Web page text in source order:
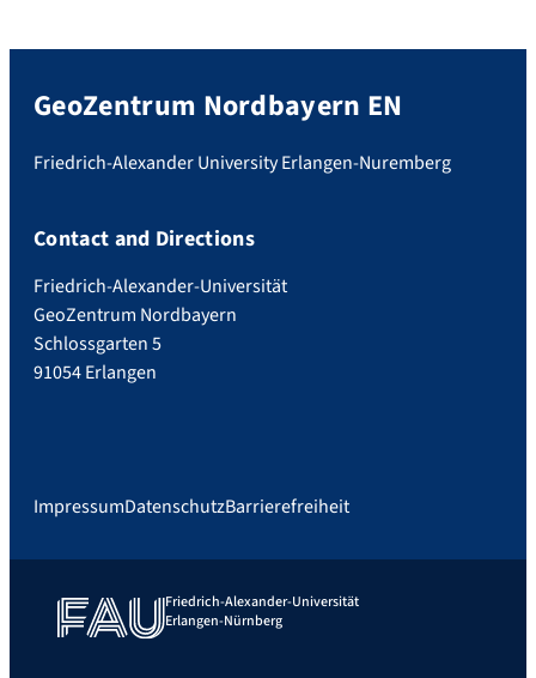
GeoZentrum Nordbayern EN
Friedrich-Alexander University Erlangen-Nuremberg
Contact and Directions
Friedrich-Alexander-Universität
GeoZentrum Nordbayern
Schlossgarten 5
91054 Erlangen
ImpressumDatenschutzBarrierefreiheit
Friedrich-Alexander-Universität
Erlangen-Nürnberg